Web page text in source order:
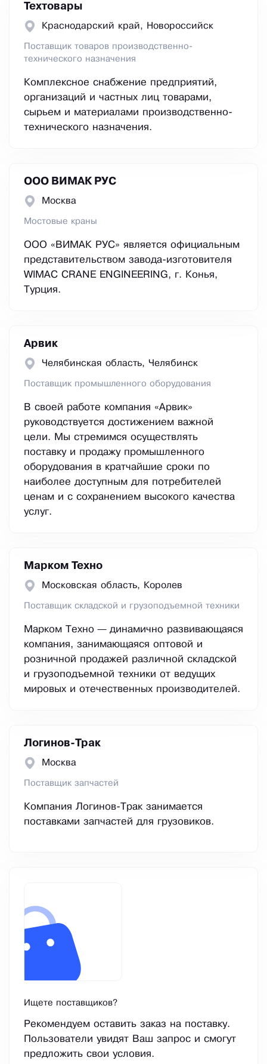
Техтовары
Краснодарский край, Новороссийск
Поставщик товаров производственно-
технического назначения
Комплексное снабжение предприятий,
организаций и частных лиц товарами,
сырьем и материалами производственно-
технического назначения.
ООО ВИМАК РУС
Москва
Мостовые краны
ООО «ВИМАК РУС» является официальным
представительством завода-изготовителя
WIMAC CRANE ENGINEERING, г. Конья,
Турция.
Арвик
Челябинская область, Челябинск
Поставщик промышленного оборудования
В своей работе компания «Арвик»
руководствуется достижением важной
цели. Мы стремимся осуществлять
поставку и продажу промышленного
оборудования в кратчайшие сроки по
наиболее доступным для потребителей
ценам и с сохранением высокого качества
услуг.
Марком Техно
Московская область, Королев
Поставщик складской и грузоподъемной техники
Марком Техно — динамично развивающаяся
компания, занимающаяся оптовой и
розничной продажей различной складской
и грузоподъемной техники от ведущих
мировых и отечественных производителей.
Логинов-Трак
Москва
Поставщик запчастей
Компания Логинов-Трак занимается
поставками запчастей для грузовиков.
Ищете поставщиков?
Рекомендуем оставить заказ на поставку.
Пользователи увидят Ваш запрос и смогут
предложить свои условия.